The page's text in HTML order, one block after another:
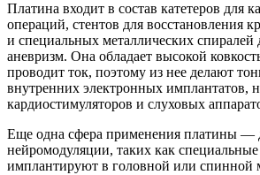
Платина входит в состав катетеров для
операций, стентов для восстановления
и специальных металлических спиралей
аневризм. Она обладает высокой
проводит ток, поэтому из нее делают
внутренних электронных имплантатов,
кардиостимуляторов и слуховых
Еще одна сфера применения платины —
нейромодуляции, таких как
имплантируют в головной или спинной